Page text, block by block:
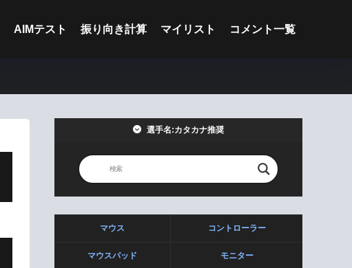
AIMテスト 振り向き計算 マイリスト コメント一覧
選手名:カタカナ推奨
マウス コントローラー
マウスパッド モニター